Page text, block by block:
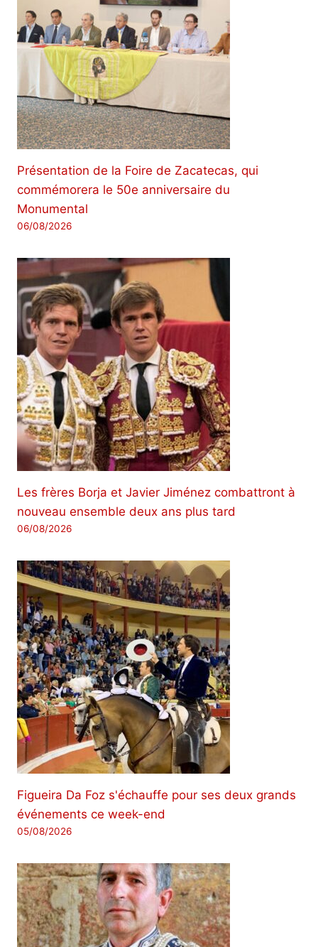
Présentation de la Foire de Zacatecas, qui
commémorera le 50e anniversaire du
Monumental
06/08/2026
Les frères Borja et Javier Jiménez combattront à
nouveau ensemble deux ans plus tard
06/08/2026
Figueira Da Foz s'échauffe pour ses deux grands
événements ce week-end
05/08/2026